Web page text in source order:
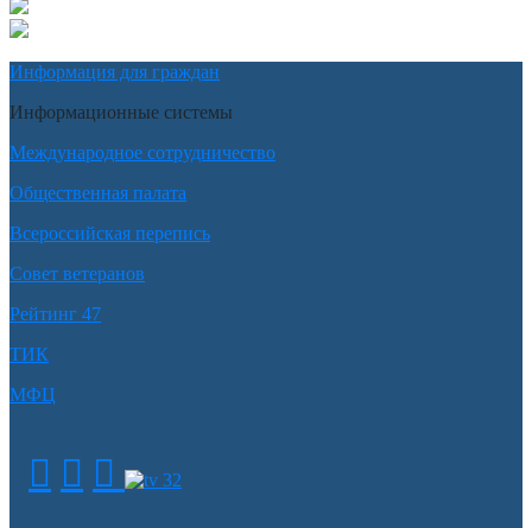
Информация для граждан
Информационные системы
Международное сотрудничество
Общественная палата
Всероссийская перепись
Совет ветеранов
Рейтинг 47
ТИК
МФЦ